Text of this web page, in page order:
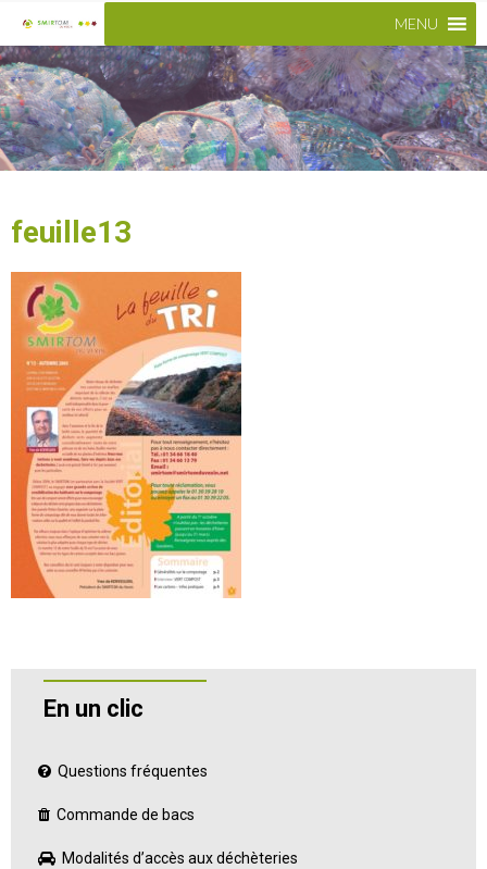
MENU
feuille13
En un clic
Questions fréquentes
Commande de bacs
Modalités d’accès aux déchèteries